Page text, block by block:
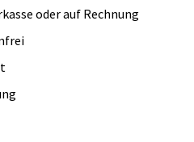
oder auf Rechnung